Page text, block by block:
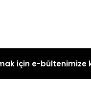
için e-bültenimize